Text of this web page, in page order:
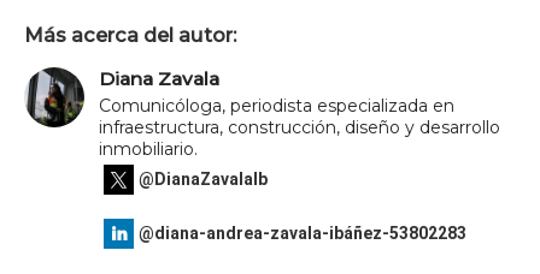
Más acerca del autor:
Diana Zavala
Comunicóloga, periodista especializada en
infraestructura, construcción, diseño y desarrollo
inmobiliario.
@DianaZavalaIb
@diana-andrea-zavala-ibáñez-53802283